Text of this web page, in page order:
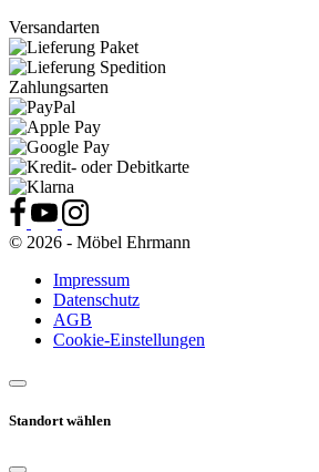
Versandarten
Zahlungsarten
© 2026 - Möbel Ehrmann
Impressum
Datenschutz
AGB
Cookie-Einstellungen
Standort wählen